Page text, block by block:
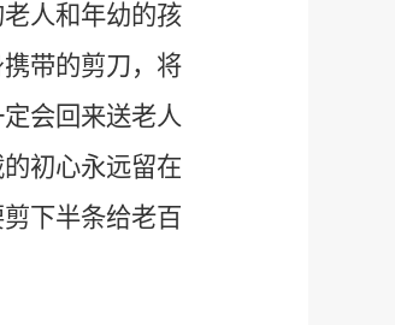
人和年幼的孩
带的剪刀，将
会回来送老人
初心永远留在
下半条给老百